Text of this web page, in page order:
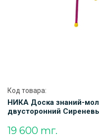
Код товара:
НИКА Доска знаний-
двусторонний
19 600 тг.